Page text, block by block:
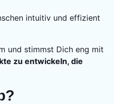
intuitiv und effizient
und stimmst Dich eng mit
zu entwickeln, die